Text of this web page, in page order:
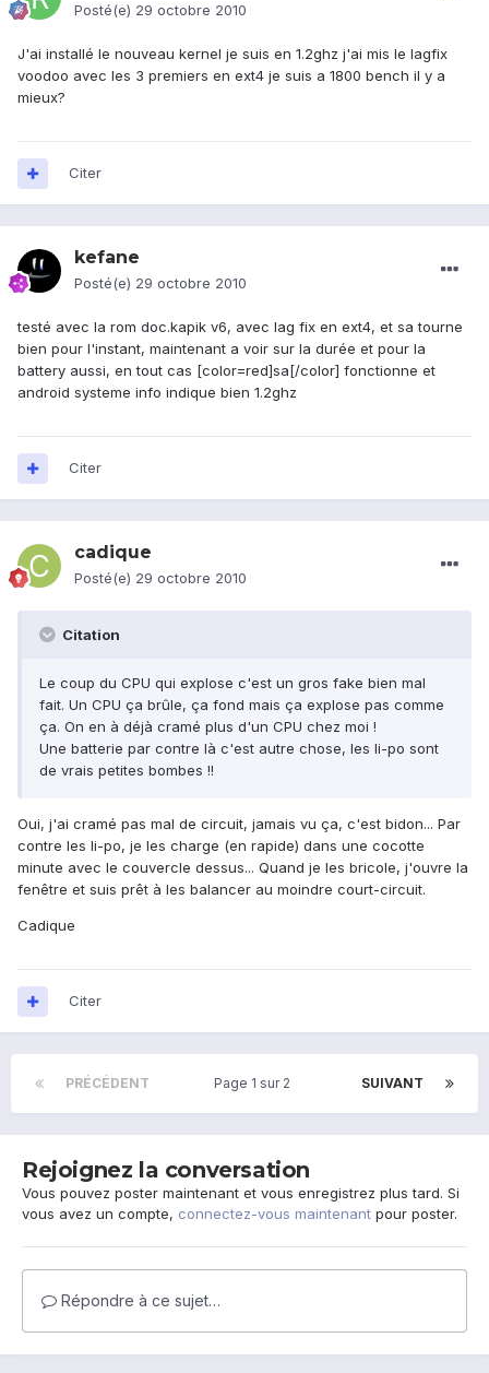
Posté(e) 29 octobre 2010
J'ai installé le nouveau kernel je suis en 1.2ghz j'ai mis le lagfix
voodoo avec les 3 premiers en ext4 je suis a 1800 bench il y a
mieux?
Citer
kefane
Posté(e) 29 octobre 2010
testé avec la rom doc.kapik v6, avec lag fix en ext4, et sa tourne
bien pour l'instant, maintenant a voir sur la durée et pour la
battery aussi, en tout cas [color=red]sa[/color] fonctionne et
android systeme info indique bien 1.2ghz
Citer
cadique
Posté(e) 29 octobre 2010
Citation
Le coup du CPU qui explose c'est un gros fake bien mal
fait. Un CPU ça brûle, ça fond mais ça explose pas comme
ça. On en à déjà cramé plus d'un CPU chez moi !
Une batterie par contre là c'est autre chose, les li-po sont
de vrais petites bombes !!
Oui, j'ai cramé pas mal de circuit, jamais vu ça, c'est bidon... Par
contre les li-po, je les charge (en rapide) dans une cocotte
minute avec le couvercle dessus... Quand je les bricole, j'ouvre la
fenêtre et suis prêt à les balancer au moindre court-circuit.
Cadique
Citer
PRÉCÉDENT SUIVANT
Page 1 sur 2
Rejoignez la conversation
Vous pouvez poster maintenant et vous enregistrez plus tard. Si
vous avez un compte, connectez-vous maintenant pour poster.
Répondre à ce sujet…